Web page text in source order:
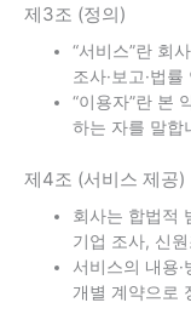
제3조 (정의)
“서비스”란 회
조사·보고·법
“이용자”란 본
하는 자를 말합
제4조 (서비스 제공)
회사는 합법적
기업 조사, 신
서비스의 내용
개별 계약으로